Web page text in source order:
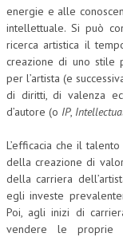
energie e alle
intellettuale. Si può
ricerca artistica il
creazione di uno stile
per l’artista (e
di diritti, di valenza
d’autore (o IP,
L’efficacia che il
della creazione di
della carriera
egli investe
Poi, agli inizi di
vendere le proprie